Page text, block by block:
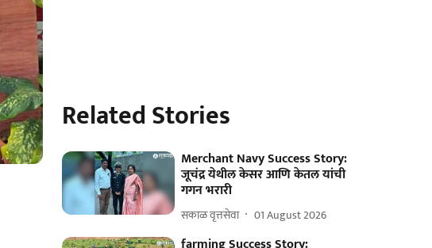
Related Stories
Merchant Navy Success Story:
जूचंद्र येथील केसर आणि केतल यांची
गगन भरारी
सकाळ वृत्तसेवा 01 August 2026